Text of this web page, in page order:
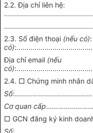
2.2. Địa chỉ liên hệ:
2.3. Số điện thoại (nếu có)
có)
Địa chỉ email (nếu
có)
2.4. □ Chứng minh
Cơ quan cấp
□ GCN đăng ký